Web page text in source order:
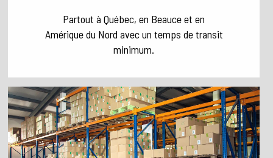
Partout à Québec, en Beauce et en
Amérique du Nord avec un temps de transit
minimum.